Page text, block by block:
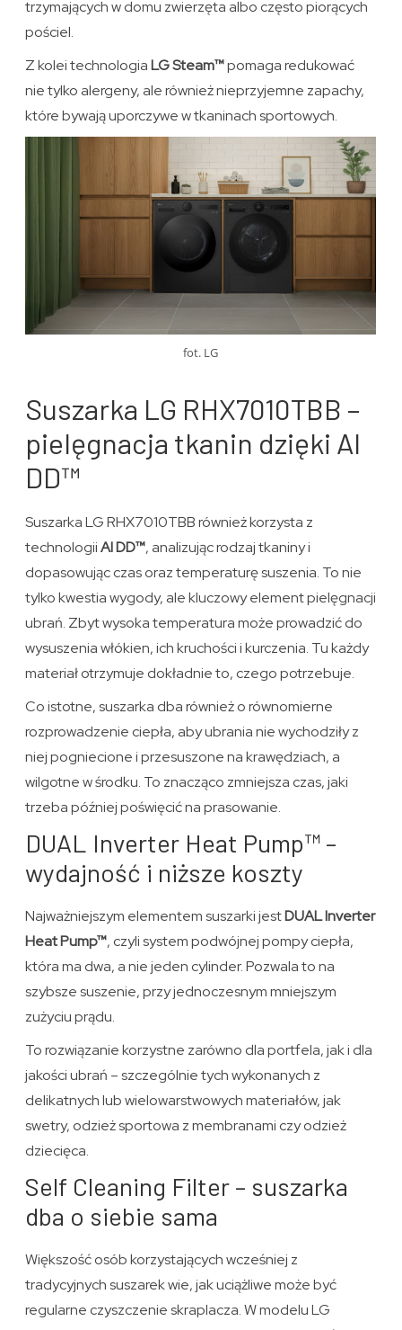
trzymających w domu zwierzęta albo często piorących
pościel.
Z kolei technologiaLG Steam™pomaga redukować
nie tylko alergeny, ale również nieprzyjemne zapachy,
które bywają uporczywe w tkaninach sportowych.
fot. LG
Suszarka LG RHX7010TBB –
pielęgnacja tkanin dzięki AI
DD™
Suszarka LG RHX7010TBB również korzysta z
technologiiAI DD™, analizując rodzaj tkaniny i
dopasowując czas oraz temperaturę suszenia. To nie
tylko kwestia wygody, ale kluczowy element pielęgnacji
ubrań. Zbyt wysoka temperatura może prowadzić do
wysuszenia włókien, ich kruchości i kurczenia. Tu każdy
materiał otrzymuje dokładnie to, czego potrzebuje.
Co istotne, suszarka dba również o równomierne
rozprowadzenie ciepła, aby ubrania nie wychodziły z
niej pogniecione i przesuszone na krawędziach, a
wilgotne w środku. To znacząco zmniejsza czas, jaki
trzeba później poświęcić na prasowanie.
DUAL Inverter Heat Pump™ –
wydajność i niższe koszty
Najważniejszym elementem suszarki jestDUAL Inverter
Heat Pump™, czyli system podwójnej pompy ciepła,
która ma dwa, a nie jeden cylinder. Pozwala to na
szybsze suszenie, przy jednoczesnym mniejszym
zużyciu prądu.
To rozwiązanie korzystne zarówno dla portfela, jak i dla
jakości ubrań – szczególnie tych wykonanych z
delikatnych lub wielowarstwowych materiałów, jak
swetry, odzież sportowa z membranami czy odzież
dziecięca.
Self Cleaning Filter – suszarka
dba o siebie sama
Większość osób korzystających wcześniej z
tradycyjnych suszarek wie, jak uciążliwe może być
regularne czyszczenie skraplacza. W modelu LG